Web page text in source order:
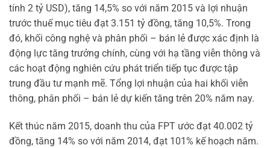
tính 2 tỷ USD), tăng 14,5% so với năm 2015 và lợi nhuận
trước thuế mục tiêu đạt 3.151 tỷ đồng, tăng 10,5%. Trong
đó, khối công nghệ và phân phối – bán lẻ được xác định là
động lực tăng trưởng chính, cùng với hạ tầng viễn thông và
các hoạt động nghiên cứu phát triển tiếp tục được tập
trung đầu tư mạnh mẽ. Tổng lợi nhuận của hai khối viễn
thông, phân phối – bán lẻ dự kiến tăng trên 20% năm nay.
Kết thúc năm 2015, doanh thu của FPT ước đạt 40.002 tỷ
đồng, tăng 14% so với năm 2014, đạt 101% kế hoạch năm.